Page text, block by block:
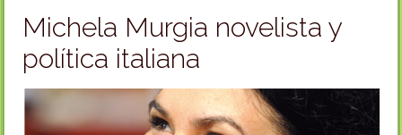
Michela Murgia novelista y
política italiana